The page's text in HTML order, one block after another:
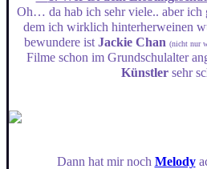
Oh… da hab ich sehr viele.. aber ich
dem ich wirklich hinterherweinen
bewundere ist Jackie Chan (nicht nur
Filme schon im Grundschulalter
Künstlersehr
Dann hat mir noch Melody